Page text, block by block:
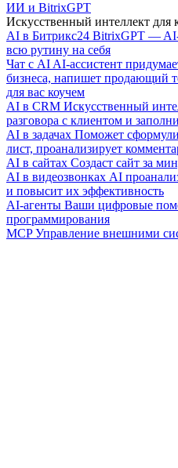
ИИ и BitrixGPT
Искусственный интеллект для
AI в Битрикс24 BitrixGPT —
всю рутину на себя
Чат с AI AI-ассистент
бизнеса, напишет продающий
для вас коучем
AI в CRM Искусственный
разговора с клиентом и
AI в задачах Поможет
лист, проанализирует
AI в сайтах Создаст сайт за
AI в видеозвонках AI
и повысит их эффективность
AI-агенты Ваши цифровые
программирования
MCP Управление внешними